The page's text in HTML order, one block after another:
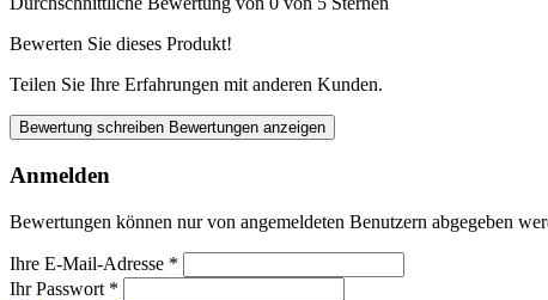
Bewerten Sie dieses Produkt!
Teilen Sie Ihre Erfahrungen mit anderen Kunden.
Bewertung schreiben Bewertungen anzeigen
Anmelden
Bewertungen können nur von angemeldeten Benutzern abgegeben
Ihre E-Mail-Adresse *
Ihr Passwort *